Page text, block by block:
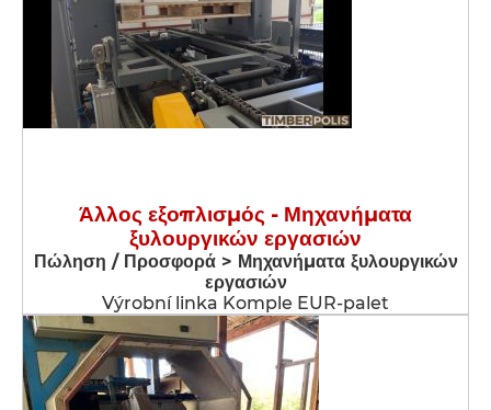
Άλλος εξοπλισμός - Μηχανήματα
ξυλουργικών εργασιών
Πώληση / Προσφορά > Μηχανήματα ξυλουργικών
εργασιών
Výrobní linka Komple EUR-palet